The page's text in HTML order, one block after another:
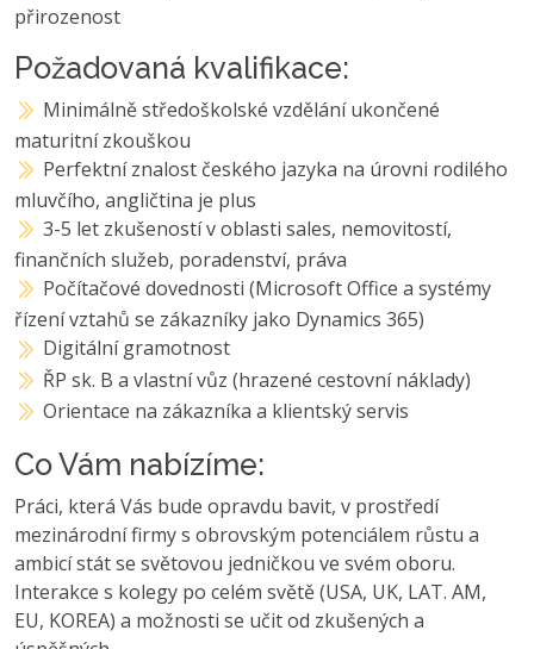
přirozenost
Požadovaná kvalifikace:
Minimálně středoškolské vzdělání ukončené
maturitní zkouškou
Perfektní znalost českého jazyka na úrovni rodilého
mluvčího, angličtina je plus
3-5 let zkušeností v oblasti sales, nemovitostí,
finančních služeb, poradenství, práva
Počítačové dovednosti (Microsoft Office a systémy
řízení vztahů se zákazníky jako Dynamics 365)
Digitální gramotnost
ŘP sk. B a vlastní vůz (hrazené cestovní náklady)
Orientace na zákazníka a klientský servis
Co Vám nabízíme:
Práci, která Vás bude opravdu bavit, v prostředí
mezinárodní firmy s obrovským potenciálem růstu a
ambicí stát se světovou jedničkou ve svém oboru.
Interakce s kolegy po celém světě (USA, UK, LAT. AM,
EU, KOREA) a možnosti se učit od zkušených a